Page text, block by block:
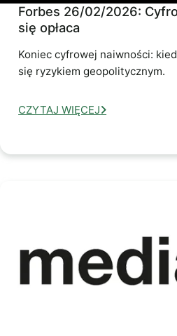
Forbes 26/02/2026:
się opłaca
Koniec cyfrowej naiwności:
się ryzykiem geopolitycznym.
CZYTAJ WIĘCEJ